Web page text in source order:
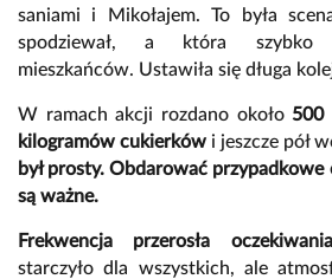
saniami i Mikołajem. To była
spodziewał, a która szybko
mieszkańców. Ustawiła się długa
W ramach akcji rozdano około 500
kilogramów cukierków i jeszcze pół
był prosty. Obdarować przypadkowe
są ważne.
Frekwencja przerosła oczekiwania
starczyło dla wszystkich, ale